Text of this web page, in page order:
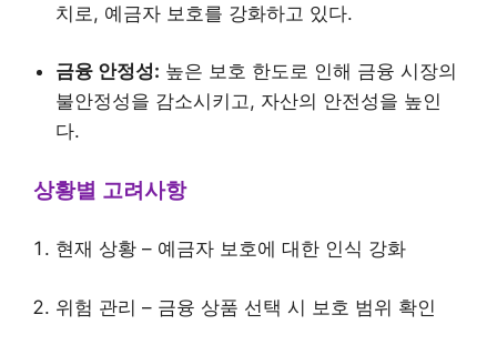
치로, 예금자 보호를 강화하고 있다.
금융 안정성: 높은 보호 한도로 인해 금융 시장의
불안정성을 감소시키고, 자산의 안전성을 높인
다.
상황별 고려사항
현재 상황 – 예금자 보호에 대한 인식 강화
위험 관리 – 금융 상품 선택 시 보호 범위 확인